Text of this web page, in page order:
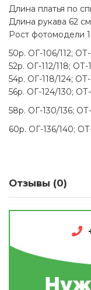
Длина платья по
Длина рукава 62 см
Рост фотомодели
50р. ОГ-106/112;
52р. ОГ-112/118; ОТ-
54р. ОГ-118/124; ОТ-
56р. ОГ-124/130; ОТ-
58р. ОГ-130/136;
60р. ОГ-136/140;
Отзывы (0)